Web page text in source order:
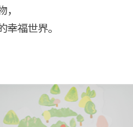
福世界。